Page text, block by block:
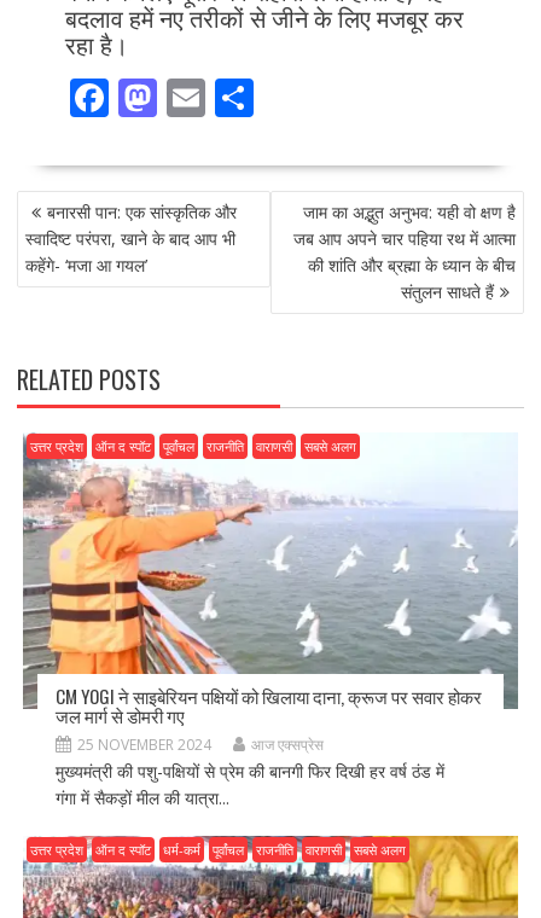
बदलाव हमें नए तरीकों से जीने के लिए मजबूर कर
रहा है।
F
e
b
o
o
M
to
d
o
n
E
ai
l
S
ar
POST
NAVIGATION
बनारसी पान: एक सांस्कृतिक और
स्वादिष्ट परंपरा, खाने के बाद आप भी
कहेंगे- ‘मजा आ गयल’
जाम का अद्भुत अनुभव: यही वो क्षण है
जब आप अपने चार पहिया रथ में आत्मा
की शांति और ब्रह्मा के ध्यान के बीच
संतुलन साधते हैं
RELATED POSTS
उत्तर प्रदेश ऑन द स्पॉट पूर्वांचल राजनीति वाराणसी सबसे अलग
CM YOGI ने साइबेरियन पक्षियों को खिलाया दाना, क्रूज पर सवार होकर
जल मार्ग से डोमरी गए
25 NOVEMBER 2024 आज एक्सप्रेस
मुख्यमंत्री की पशु-पक्षियों से प्रेम की बानगी फिर दिखी हर वर्ष ठंड में
गंगा में सैकड़ों मील की यात्रा...
उत्तर प्रदेश ऑन द स्पॉट धर्म-कर्म पूर्वांचल राजनीति वाराणसी सबसे अलग